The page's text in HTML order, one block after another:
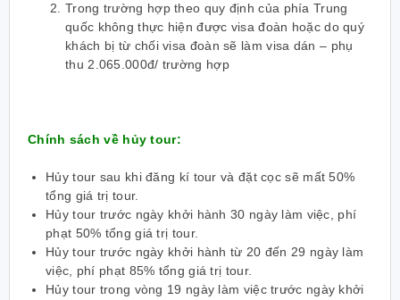
Trong trường hợp theo quy định của phía Trung
quốc không thực hiện được visa đoàn hoặc do quý
khách bị từ chối visa đoàn sẽ làm visa dán – phụ
thu 2.065.000đ/ trường hợp
Chính sách về hủy tour:
Hủy tour sau khi đăng kí tour và đặt cọc sẽ mất 50%
tổng giá trị tour.
Hủy tour trước ngày khởi hành 30 ngày làm việc, phí
phạt 50% tổng giá trị tour.
Hủy tour trước ngày khởi hành từ 20 đến 29 ngày làm
việc, phí phạt 85% tổng giá trị tour.
Hủy tour trong vòng 19 ngày làm việc trước ngày khởi